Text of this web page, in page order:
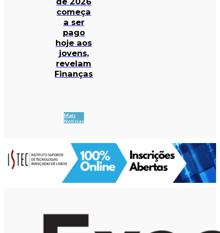
começa
a ser
pago
hoje aos
jovens,
revelam
Finanças
Mais
Notícias